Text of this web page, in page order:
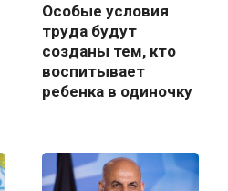
Особые условия
труда будут
созданы тем, кто
воспитывает
ребенка в одиночку